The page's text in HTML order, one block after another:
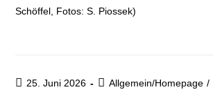
Schöffel, Fotos: S. Piossek)
25. Juni 2026 Allgemein/Homepage /